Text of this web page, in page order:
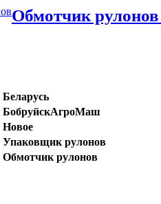
Обмотчик
Беларусь
БобруйскАгроМаш
Новое
Упаковщик рулонов
Обмотчик рулонов